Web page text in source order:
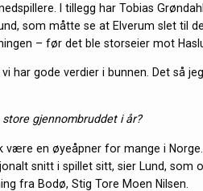
I tillegg har Tobias
som måtte se at Elverum slet til
– før det ble storseier mot
har gode verdier i bunnen. Det så
gjennombruddet i år?
være en øyeåpner for mange i
snitt i spillet sitt, sier Lund, som
fra Bodø, Stig Tore Moen Nilsen.